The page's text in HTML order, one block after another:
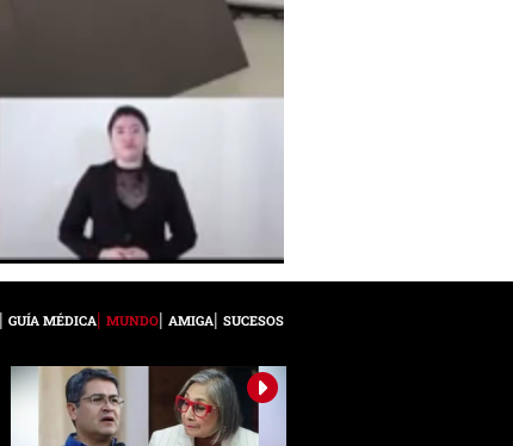
GUÍA MÉDICA MUNDO AMIGA SUCESOS